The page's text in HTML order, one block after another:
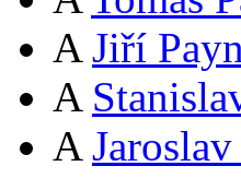
A Jiří
A
A Jaroslav